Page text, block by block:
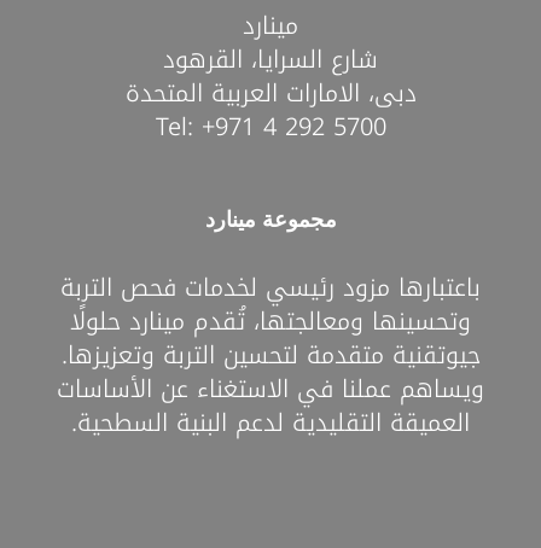
مينارد
شارع السرايا، القرهود
دبى، الامارات العربية المتحدة
Tel: +971 4 292 5700
مجموعة مينارد
باعتبارها مزود رئيسي لخدمات فحص التربة
وتحسينها ومعالجتها، تُقدم مينارد حلولًا
جيوتقنية متقدمة لتحسين التربة وتعزيزها.
ويساهم عملنا في الاستغناء عن الأساسات
العميقة التقليدية لدعم البنية السطحية.